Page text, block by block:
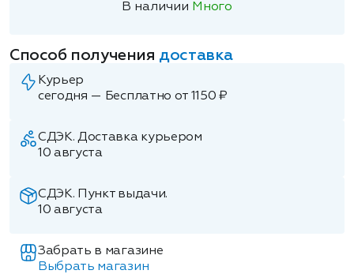
В наличии Много
Способ получения доставка
Курьер
сегодня — Бесплатно от 1150 ₽
СДЭК. Доставка курьером
10 августа
СДЭК. Пункт выдачи.
10 августа
Забрать в магазине
Выбрать магазин